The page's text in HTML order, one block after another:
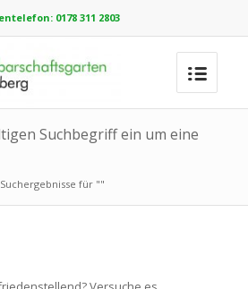
0178 311 2803
Suchbegriff ein um eine
Suchergebnisse für ""